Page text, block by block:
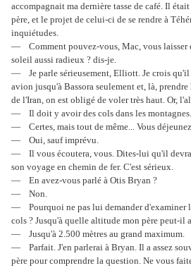
accompagnait ma dernière tasse de café. Il
père, et le projet de celui-ci de se rendre à
inquiétudes.
— Comment pouvez-vous, Mac, vous laisser
soleil aussi radieux ? dis-je.
— Je parle sérieusement, Elliott. Je crois qu'il
avion jusqu'à Bassora seulement et, là,
de l'Iran, on est obligé de voler très haut. Or,
— Il doit y avoir des cols dans les montagnes.
— Certes, mais tout de même... Vous
— Oui, sauf imprévu.
— Il vous écoutera, vous. Dites-lui qu'il
son voyage en chemin de fer. C'est sérieux.
— En avez-vous parlé à Otis Bryan ?
— Non.
— Pourquoi ne pas lui demander d'examiner
cols ? Jusqu'à quelle altitude mon père peut-il
— Jusqu'à 2.500 mètres au grand maximum.
— Parfait. J'en parlerai à Bryan. Il a assez
père pour comprendre la question. Ne vous